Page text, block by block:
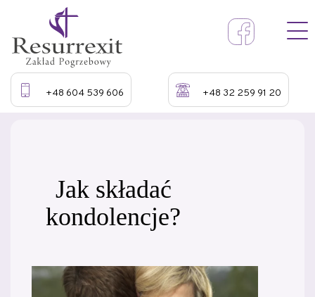
+48 604 539 606 +48 32 259 91 20
Jak składać
kondolencje?